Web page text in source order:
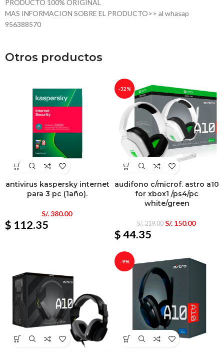
PRODUCTO 100% ORIGINAL
MAS INFORMACION SOBRE EL PRODUCTO>> al whasap
956388570
Otros productos
antivirus kaspersky internet
para 3 pc (1año).
S/.380.00
$ 112.35
-32%
audifono c/microf. astro a10
for xbox1 /ps4/pc
white/green
S/.219.00 S/.150.00
$ 44.35
-9%